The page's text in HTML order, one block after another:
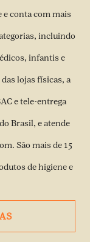
e conta com mais
incluindo
infantis e
lojas físicas, a
e tele-entrega
Brasil, e atende
São mais de 15
de higiene e